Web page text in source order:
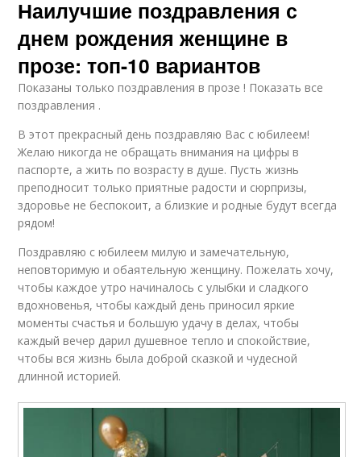
Наилучшие поздравления с
днем рождения женщине в
прозе: топ-10 вариантов
Показаны только поздравления в прозе ! Показать все
поздравления .
В этот прекрасный день поздравляю Вас с юбилеем!
Желаю никогда не обращать внимания на цифры в
паспорте, а жить по возрасту в душе. Пусть жизнь
преподносит только приятные радости и сюрпризы,
здоровье не беспокоит, а близкие и родные будут всегда
рядом!
Поздравляю с юбилеем милую и замечательную,
неповторимую и обаятельную женщину. Пожелать хочу,
чтобы каждое утро начиналось с улыбки и сладкого
вдохновенья, чтобы каждый день приносил яркие
моменты счастья и большую удачу в делах, чтобы
каждый вечер дарил душевное тепло и спокойствие,
чтобы вся жизнь была доброй сказкой и чудесной
длинной историей.